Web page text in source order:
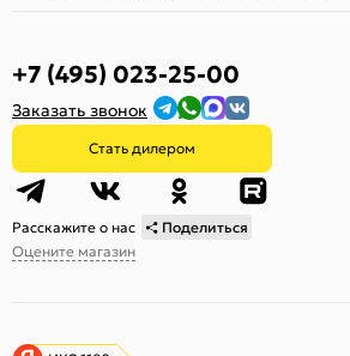
+7 (495) 023-25-00
Заказать звонок
Стать дилером
Расскажите о нас
Поделиться
Оцените магазин